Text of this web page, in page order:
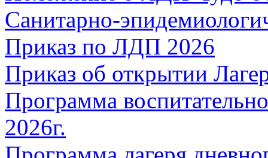
Санитарно-
Приказ по ЛДП 2026
Приказ об открытии
Программа
2026г.